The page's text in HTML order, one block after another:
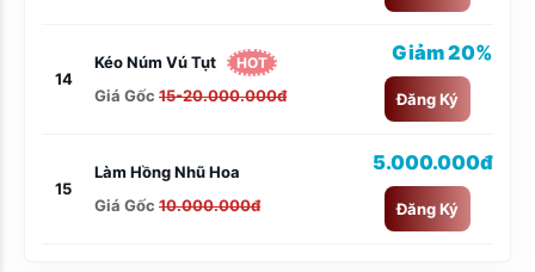
14
Kéo Núm Vú Tụt HOT
Giá Gốc 15-20.000.000đ
Giảm 20%
Đăng Ký
15
Làm Hồng Nhũ Hoa
Giá Gốc 10.000.000đ
5.000.000đ
Đăng Ký